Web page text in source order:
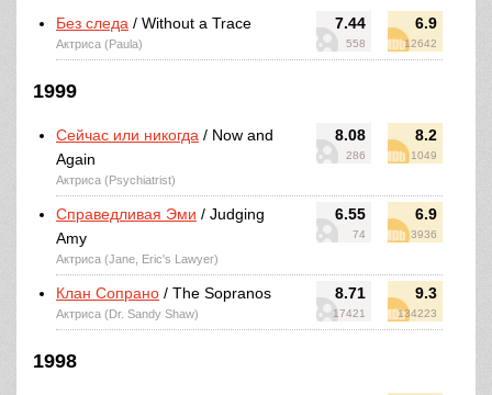
7.44
558
6.9
12642
Без следа / Without a Trace
Актриса (Paula)
1999
8.08
286
8.2
1049
Сейчас или никогда / Now and
Again
Актриса (Psychiatrist)
6.55
74
6.9
3936
Справедливая Эми / Judging
Amy
Актриса (Jane, Eric's Lawyer)
8.71
17421
9.3
134223
Клан Сопрано / The Sopranos
Актриса (Dr. Sandy Shaw)
1998